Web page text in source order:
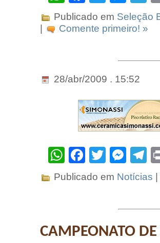
Publicado em Seleção
Comente primeiro! »
28/abr/2009 . 15:52
WhatsApp
Facebook
Twitter
Publicado em Notícias
CAMPEONATO